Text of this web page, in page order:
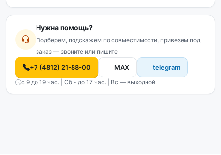
Нужна помощь?
Подберем, подскажем по совместимости, привезем под
заказ — звоните или пишите
+7 (4812) 21-88-00 MAX telegram
с 9 до 19 час. | Сб - до 17 час. | Вс — выходной